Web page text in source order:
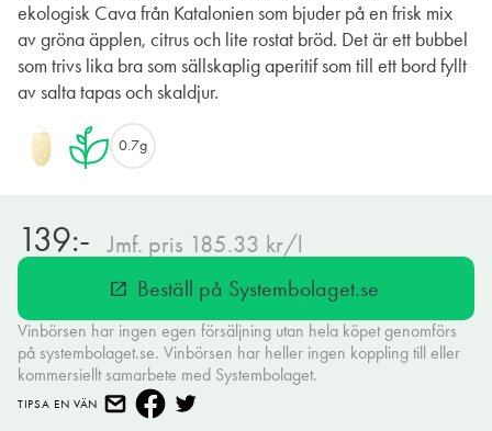
ekologisk Cava från Katalonien som bjuder på en frisk mix
av gröna äpplen, citrus och lite rostat bröd. Det är ett bubbel
som trivs lika bra som sällskaplig aperitif som till ett bord fyllt
av salta tapas och skaldjur.
0.7g
139:- Jmf. pris 185.33 kr/l
open_in_new Beställ på Systembolaget.se
Vinbörsen har ingen egen försäljning utan hela köpet genomförs
på systembolaget.se. Vinbörsen har heller ingen koppling till eller
kommersiellt samarbete med Systembolaget.
TIPSA EN VÄN